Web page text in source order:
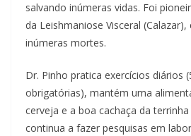
salvando inúmeras vidas. Foi
da Leishmaniose Visceral
inúmeras mortes.
Dr. Pinho pratica exercícios diários
obrigatórias), mantém uma
cerveja e a boa cachaça da
continua a fazer pesquisas em